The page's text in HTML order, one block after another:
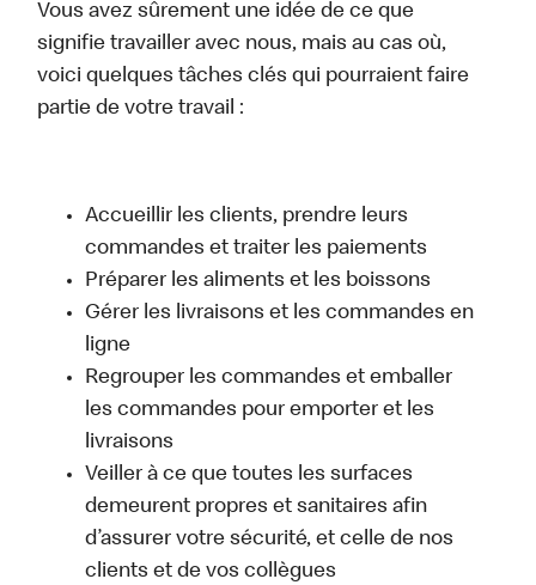
Vous avez sûrement une idée de ce que
signifie travailler avec nous, mais au cas où,
voici quelques tâches clés qui pourraient faire
partie de votre travail :
Accueillir les clients, prendre leurs
commandes et traiter les paiements
Préparer les aliments et les boissons
Gérer les livraisons et les commandes en
ligne
Regrouper les commandes et emballer
les commandes pour emporter et les
livraisons
Veiller à ce que toutes les surfaces
demeurent propres et sanitaires afin
d’assurer votre sécurité, et celle de nos
clients et de vos collègues